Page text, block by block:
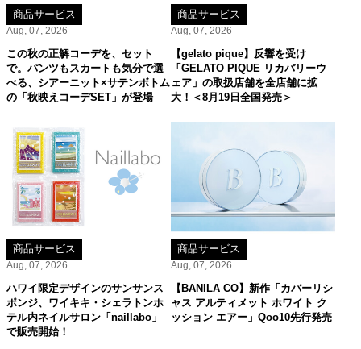
商品サービス
Aug, 07, 2026
この秋の正解コーデを、セット
で。パンツもスカートも気分で選
べる、シアーニット×サテンボトム
の「秋映えコーデSET」が登場
商品サービス
Aug, 07, 2026
【gelato pique】反響を受け
「GELATO PIQUE リカバリーウ
ェア」の取扱店舗を全店舗に拡
大！＜8月19日全国発売＞
商品サービス
Aug, 07, 2026
ハワイ限定デザインのサンサンス
ポンジ、ワイキキ・シェラトンホ
テル内ネイルサロン「naillabo」
で販売開始！
商品サービス
Aug, 07, 2026
【BANILA CO】新作「カバーリシ
ャス アルティメット ホワイト ク
ッション エアー」Qoo10先行発売